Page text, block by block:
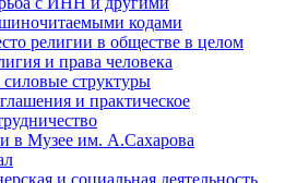
кодами
религии в обществе в целом
и права человека
структуры
и практическое
в Музее им. А.Сахарова
и социальная деятельность